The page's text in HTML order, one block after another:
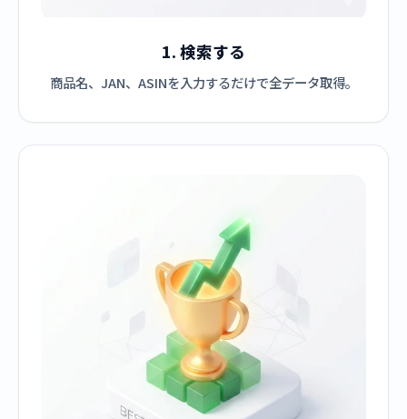
1. 検索する
商品名、JAN、ASINを入力するだけで全データ取得。